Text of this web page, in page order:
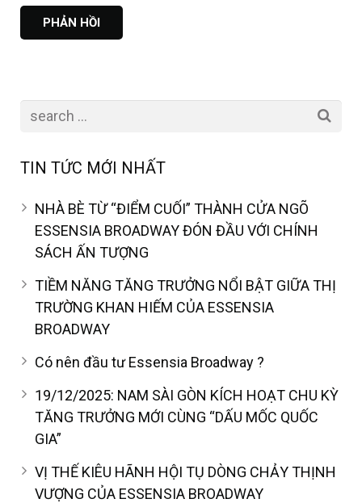
TIN TỨC MỚI NHẤT
NHÀ BÈ TỪ “ĐIỂM CUỐI” THÀNH CỬA NGÕ
ESSENSIA BROADWAY ĐÓN ĐẦU VỚI CHÍNH
SÁCH ẤN TƯỢNG
TIỀM NĂNG TĂNG TRƯỞNG NỔI BẬT GIỮA THỊ
TRƯỜNG KHAN HIẾM CỦA ESSENSIA
BROADWAY
Có nên đầu tư Essensia Broadway ?
19/12/2025: NAM SÀI GÒN KÍCH HOẠT CHU KỲ
TĂNG TRƯỞNG MỚI CÙNG “DẤU MỐC QUỐC
GIA”
VỊ THẾ KIÊU HÃNH HỘI TỤ DÒNG CHẢY THỊNH
VƯỢNG CỦA ESSENSIA BROADWAY